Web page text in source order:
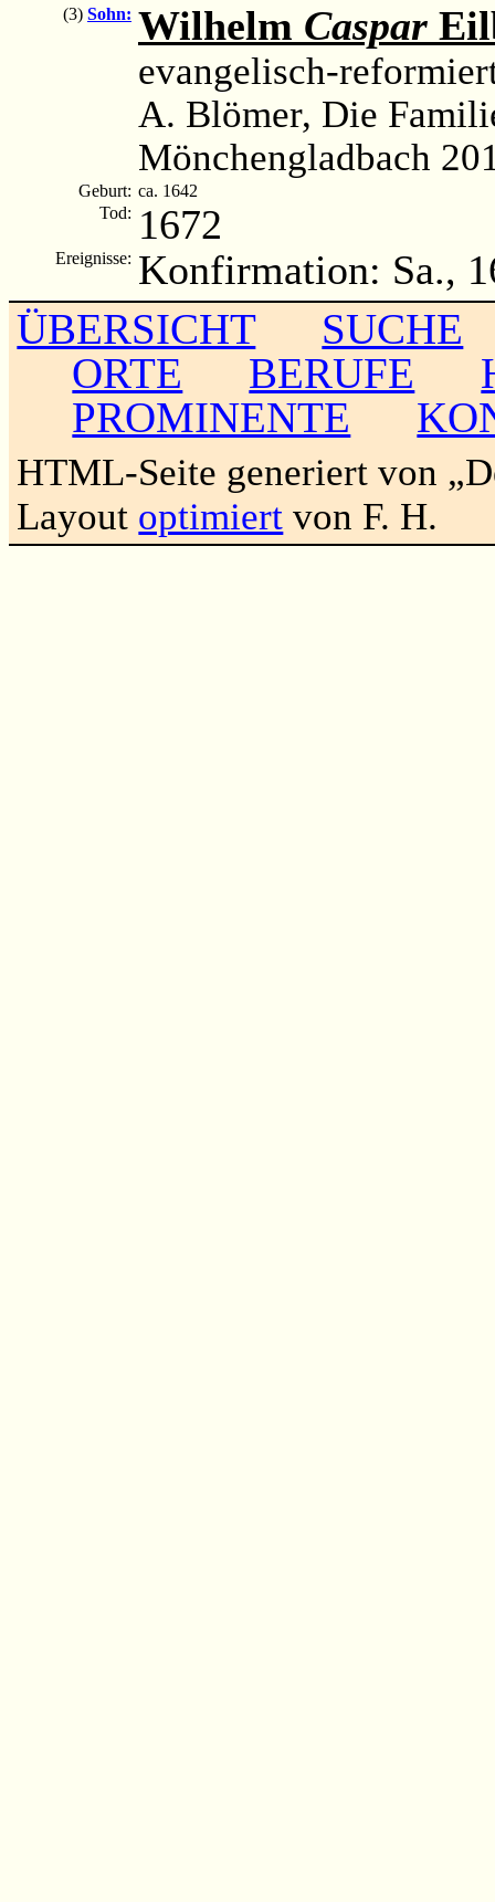
(3) Sohn: Wilhelm Caspar
evangelisch-
A. Blömer, Die
Mönchengladbach
Geburt: ca. 1642
Tod: 1672
Ereignisse: Konfirmation: Sa.,
ÜBERSICHT
SUCHE
ORTE
BERUFE
PROMINENTE
HTML-Seite generiert von
Layout optimiert von F. H.